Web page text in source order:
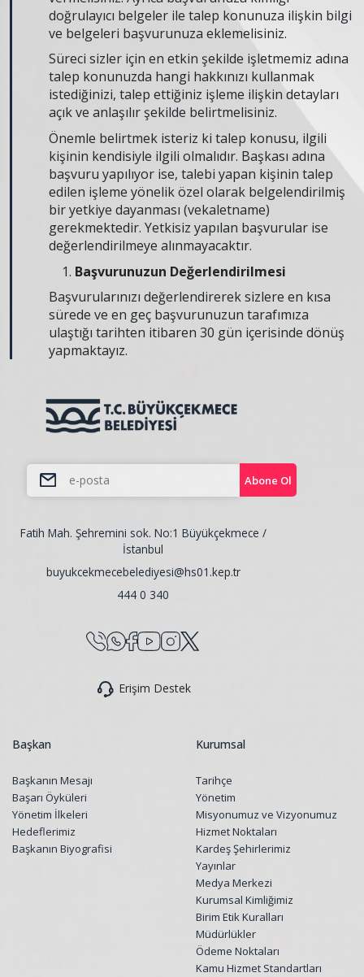
doğrulayıcı belgeler ile talep konunuza ilişkin bilgi
ve belgeleri başvurunuza eklemelisiniz.
Süreci sizler için en etkin şekilde işletmemiz adına
talep konunuzda hangi hakkınızı kullanmak
istediğinizi, talep ettiğiniz işleme ilişkin detayları
açık ve anlaşılır şekilde belirtmelisiniz.
Önemle belirtmek isteriz ki talep konusu, ilgili
kişinin kendisiyle ilgili olmalıdır. Başkası adına
başvuru yapılıyor ise, talebi yapan kişinin talep
edilen işleme yönelik özel olarak belgelendirilmiş
bir yetkiye dayanması (vekaletname)
gerekmektedir. Yetkisiz yapılan başvurular ise
değerlendirilmeye alınmayacaktır.
Başvurunuzun Değerlendirilmesi
Başvurularınızı değerlendirerek sizlere en kısa
sürede ve en geç başvurunuzun tarafımıza
ulaştığı tarihten itibaren 30 gün içerisinde dönüş
yapmaktayız.
Abone Ol
Fatih Mah. Şehremini sok. No:1 Büyükçekmece /
İstanbul
buyukcekmecebelediyesi@hs01.kep.tr
444 0 340
Erişim Destek
Başkan
Başkanın Mesajı
Başarı Öyküleri
Yönetim İlkeleri
Hedeflerimiz
Başkanın Biyografisi
Kurumsal
Tarihçe
Yönetim
Misyonumuz ve Vizyonumuz
Hizmet Noktaları
Kardeş Şehirlerimiz
Yayınlar
Medya Merkezi
Kurumsal Kimliğimiz
Birim Etik Kuralları
Müdürlükler
Ödeme Noktaları
Kamu Hizmet Standartları